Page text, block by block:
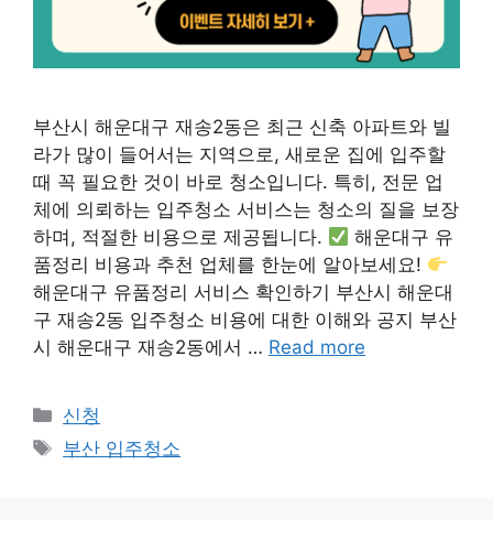
부산시 해운대구 재송2동은 최근 신축 아파트와 빌
라가 많이 들어서는 지역으로, 새로운 집에 입주할
때 꼭 필요한 것이 바로 청소입니다. 특히, 전문 업
체에 의뢰하는 입주청소 서비스는 청소의 질을 보장
하며, 적절한 비용으로 제공됩니다.
해운대구 유
품정리 비용과 추천 업체를 한눈에 알아보세요!
해운대구 유품정리 서비스 확인하기 부산시 해운대
구 재송2동 입주청소 비용에 대한 이해와 공지 부산
시 해운대구 재송2동에서 … Read more
Categories
신청
Tags
부산 입주청소